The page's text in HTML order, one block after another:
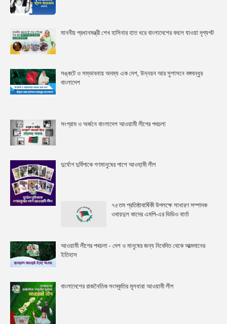
মাননীয় প্রধানমন্ত্রী শেখ হাসিনার হাত ধরে বাংলাদেশের বদলে যাওয়া দৃশ্যপট
সঙ্কটে ও সম্ভাবনায় অদম্য এক দেশ, উন্নয়ন আর সুশাসনে বঙ্গবন্ধুর
বাংলাদেশ
সংগ্রাম ও অর্জনে বাংলাদেশ আওয়ামী লীগের পথচলা
দুর্যোগ দুর্বিপাকে গণমানুষের পাশে আওযা়মী লীগ
৭৫তম প্রতিষ্ঠাবার্ষিকী উপলক্ষে সাধারণ সম্পাদক
ওবায়দুল কাদের এমপি-এর ভিডিও বার্তা
আওয়ামী লীগের পথচলা - দেশ ও মানুষের জন্য নিবেদিত থেকে আত্মদানের
ইতিহাস
বাংলাদেশের রাজনৈতিক সংস্কৃতির মূলধারা আওয়ামী লীগ